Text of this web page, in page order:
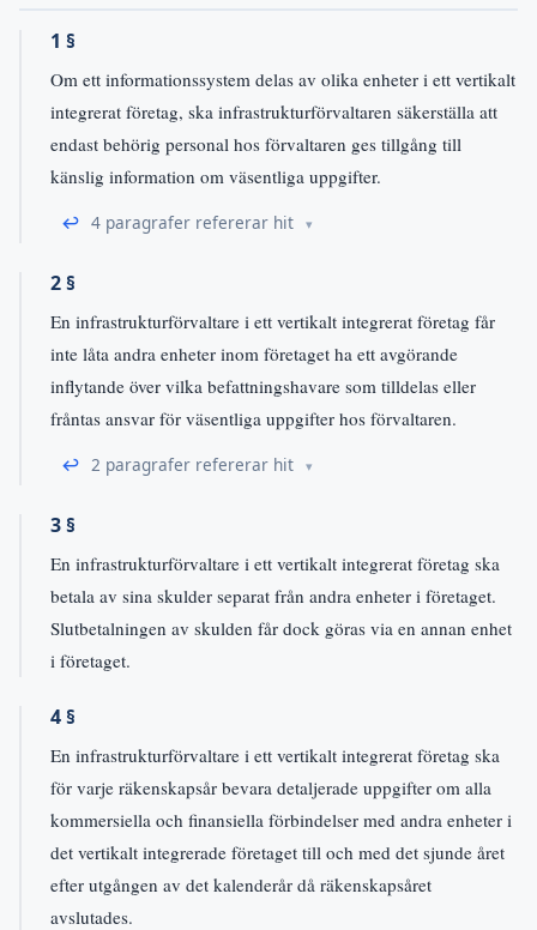
1 §
Om ett informationssystem delas av olika enheter i ett vertikalt
integrerat företag, ska infrastrukturförvaltaren säkerställa att
endast behörig personal hos förvaltaren ges tillgång till
känslig information om väsentliga uppgifter.
↩ 4 paragrafer refererar hit
2 §
En infrastrukturförvaltare i ett vertikalt integrerat företag får
inte låta andra enheter inom företaget ha ett avgörande
inflytande över vilka befattningshavare som tilldelas eller
fråntas ansvar för väsentliga uppgifter hos förvaltaren.
↩ 2 paragrafer refererar hit
3 §
En infrastrukturförvaltare i ett vertikalt integrerat företag ska
betala av sina skulder separat från andra enheter i företaget.
Slutbetalningen av skulden får dock göras via en annan enhet
i företaget.
4 §
En infrastrukturförvaltare i ett vertikalt integrerat företag ska
för varje räkenskapsår bevara detaljerade uppgifter om alla
kommersiella och finansiella förbindelser med andra enheter i
det vertikalt integrerade företaget till och med det sjunde året
efter utgången av det kalenderår då räkenskapsåret
avslutades.